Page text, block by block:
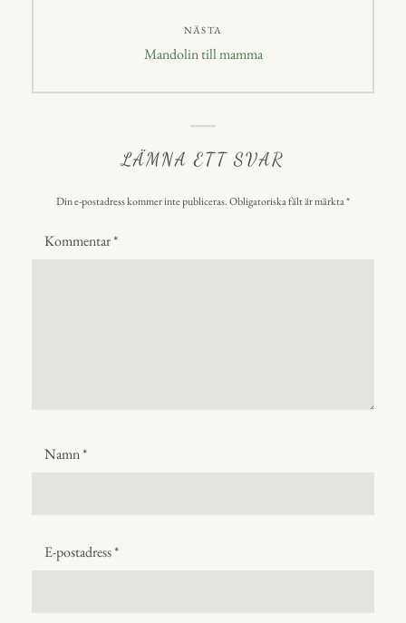
NÄSTA
Nästa
Mandolin till mamma
LÄMNA ETT SVAR
Din e-postadress kommer inte publiceras.Obligatoriska fält är märkta*
Kommentar*
Namn*
E-postadress*